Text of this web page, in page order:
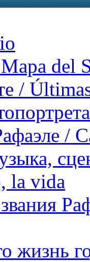
del
/
/
la vida
жизнь